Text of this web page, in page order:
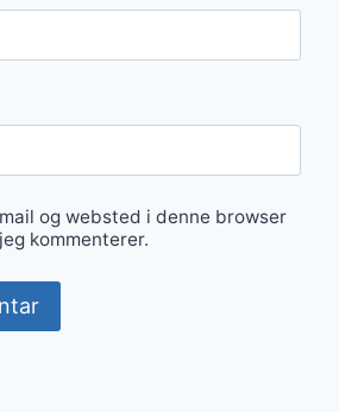
og websted i denne browser
kommenterer.